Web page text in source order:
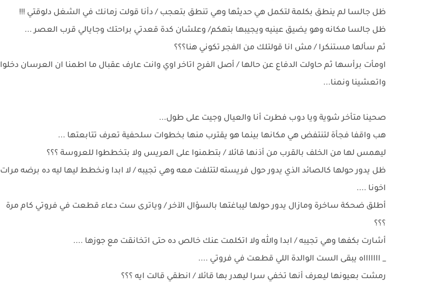
ظل جالسا لم ينطق بكلمة لتكمل هي حديثها وهي تنطق بتعجب / دأنا قولت زمانك في الشغل دلوقتي !!!
ظل جالسا مكانه وهو يضيق عينيه ويجيبها بتهكم/ وعلشان كدة قعدتي براحتك وجايالي قرب العصر ...
ثم سألها مستنكرا / مش انا قولتلك من الفجر تكوني هنا؟؟؟
اومأت برأسها ثم حاولت الدفاع عن حالها / أصل الفرح اتاخر اوي وانت عارف عقبال ما اطمنا ان العرسان دخلوا
واتعشينا ونمنا...
صحينا متأخر شوية ويا دوب فطرت أنا والعيال وجيت على طول...
هب واقفا فجأة لتنتفض هي مكانها بينما هو يقترب منها بخطوات سلحفية تعرف تتابعتها ...
ليهمس لها من الخلف بالقرب من أذنها قائلا / بتطمنوا على العريس ولا بتخططوا للعروسة ؟؟؟
ظل يدور حولها كالصائد الذي يدور حول فريسته لتتلفت معه وهي تجيبه / لا ابدا ونخطط ليها ليه ده برضه مرات
اخونا ....
أطلق ضحكة ساخرة ومازال يدور حولها ليباغتها بالسؤال الآخر / وياترى ست دعاء قطعت في فروتي كام مرة
؟؟؟
أشارت بكفها وهي تجيبه / ابدا والله ولا اتكلمت عنك خالص ده حتى اتخانقت مع جوزها ....
_ اااااااه يبقى الست الوالدة اللي قطعت في فروتي ....
رمشت بعيونها ليعرف أنها تخفي سرا ليهدر بها قائلا / انطقي قالت ايه ؟؟؟